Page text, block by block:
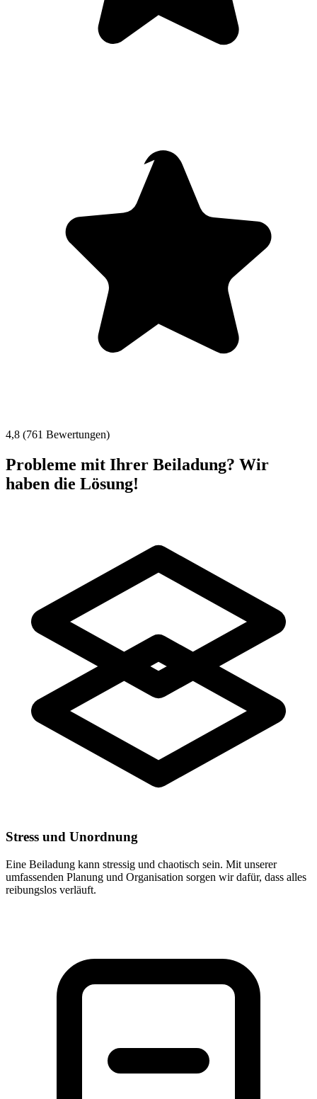
4,8 (761 Bewertungen)
Probleme mit Ihrer Beiladung? Wir
haben die Lösung!
Stress und Unordnung
Eine Beiladung kann stressig und chaotisch sein. Mit unserer
umfassenden Planung und Organisation sorgen wir dafür, dass alles
reibungslos verläuft.